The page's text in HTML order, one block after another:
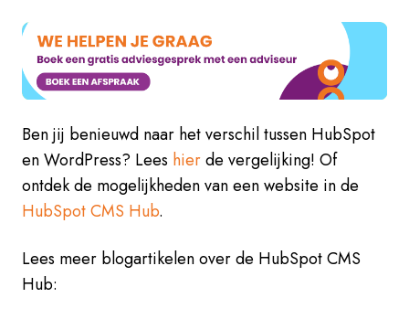
Ben jij benieuwd naar het verschil tussen HubSpot
en WordPress? Lees hierde vergelijking! Of
ontdek de mogelijkheden van een website in de
HubSpot CMS Hub.
Lees meer blogartikelen over de HubSpot CMS
Hub: